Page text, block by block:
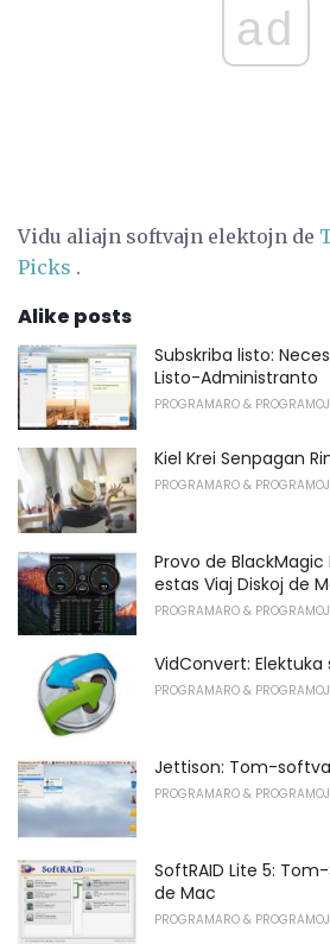
ad
Vidu aliajn softvajn elektojn de
Picks .
Alike posts
Subskriba listo:
Listo-Administranto
PROGRAMARO & PROGRAMOJ
Kiel Krei Senpagan
PROGRAMARO & PROGRAMOJ
Provo de BlackMagic
estas Viaj Diskoj de
PROGRAMARO & PROGRAMOJ
VidConvert:
PROGRAMARO & PROGRAMOJ
Jettison: Tom-
PROGRAMARO & PROGRAMOJ
SoftRAID Lite 5:
de Mac
PROGRAMARO & PROGRAMOJ